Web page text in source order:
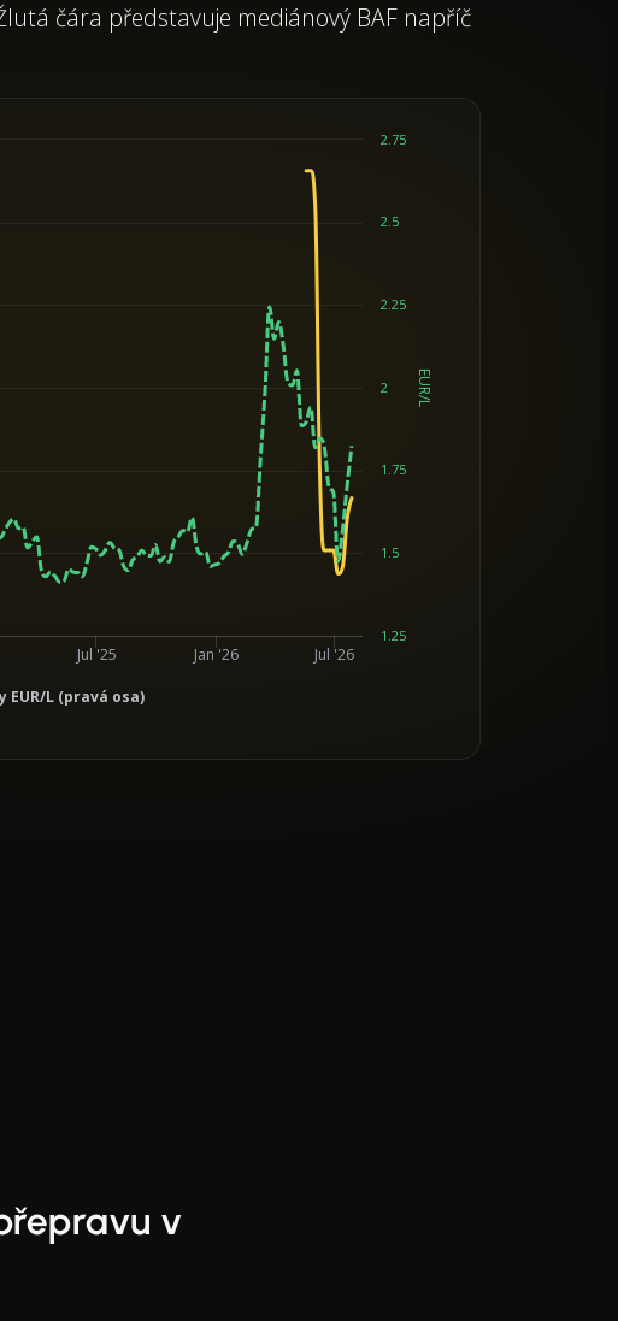
čára představuje mediánový BAF napříč
EUR/L
L (pravá osa)
Jul '25 Jan '26 Jul '26
1.25
1.5
1.75
2
2.25
2.5
2.75
v